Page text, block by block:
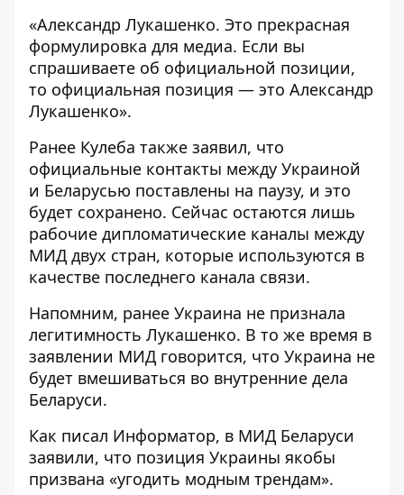
«Александр Лукашенко. Это прекрасная
формулировка для медиа. Если вы
спрашиваете об официальной позиции,
то официальная позиция — это Александр
Лукашенко».
Ранее Кулеба также заявил, что
официальные контакты между Украиной
и Беларусью поставлены на паузу, и это
будет сохранено. Сейчас остаются лишь
рабочие дипломатические каналы между
МИД двух стран, которые используются в
качестве последнего канала связи.
Напомним, ранее Украина не признала
легитимность Лукашенко. В то же время в
заявлении МИД говорится, что Украина не
будет вмешиваться во внутренние дела
Беларуси.
Как писал Информатор, в МИД Беларуси
заявили, что позиция Украины якобы
призвана «угодить модным трендам».